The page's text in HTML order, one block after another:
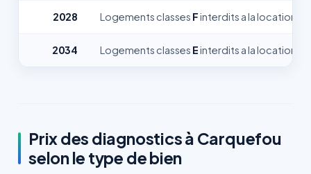
2028 Logements classes Finterdits a la location
2034 Logements classes Einterdits a la location
Prix des diagnostics à Carquefou
selon le type de bien